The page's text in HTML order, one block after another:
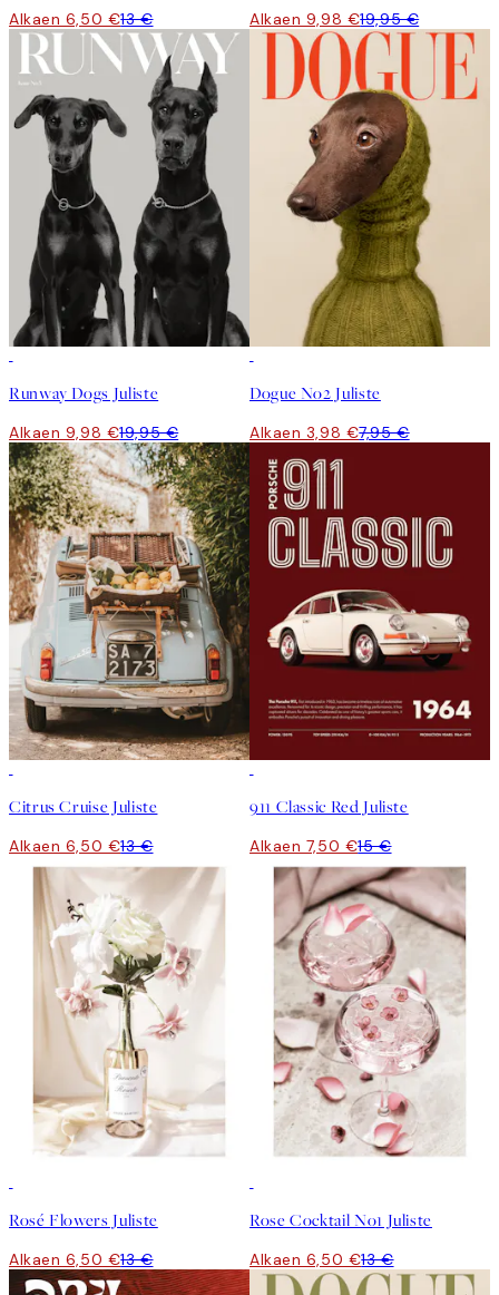
Alkaen 6,50 €13 € Alkaen 9,98 €19,95 €
Runway Dogs Juliste
Alkaen 9,98 €19,95 €
Dogue No2 Juliste
Alkaen 3,98 €7,95 €
Citrus Cruise Juliste
Alkaen 6,50 €13 €
911 Classic Red Juliste
Alkaen 7,50 €15 €
Rosé Flowers Juliste
Alkaen 6,50 €13 €
Rose Cocktail No1 Juliste
Alkaen 6,50 €13 €